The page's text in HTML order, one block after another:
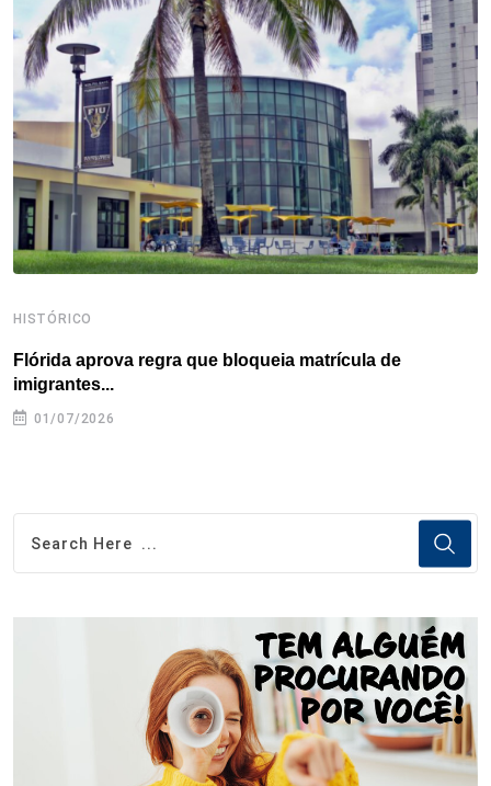
o
o
k
r
d
I
n
e
s
d
s
A
p
p
HISTÓRICO
Flórida aprova regra que bloqueia matrícula de
imigrantes...
01/07/2026